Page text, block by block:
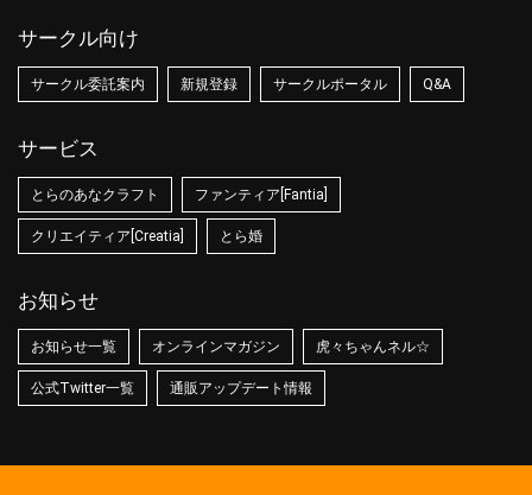
サークル向け
サークル委託案内 新規登録 サークルポータル Q&A
サービス
とらのあなクラフト ファンティア[Fantia]
クリエイティア[Creatia] とら婚
お知らせ
お知らせ一覧 オンラインマガジン 虎々ちゃんネル☆
公式Twitter一覧 通販アップデート情報